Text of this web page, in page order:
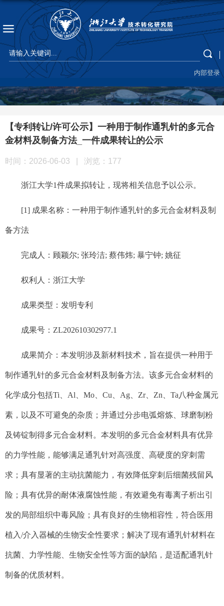
内部登录
【专利转让/许可公示】一种用于制作通乳针的多元合
金材料及制备方法_一件成果转让的公示
时间：2026-06-03 浏览： 177
浙江大学1件成果拟转让 ，现将相关信息予以公示。
[1] 成果名称： 一种用于制作通乳针的多元合金材料及制
备方法
完成人： 顾颖尔; 张玲洁; 蔡伟炜; 暴宁钟; 姚征
权利人： 浙江大学
成果类型： 发明专利
成果号： ZL202610302977.1
成果简介： 本发明涉及新材料技术，旨在提供一种用于
制作通乳针的多元合金材料及制备方法。该多元合金材料的
化学成分包括Ti Al Mo Cu Ag Zr、 Zn Ta八种金属元
素，以及不可避免的杂质；并通过分步电弧熔炼、球磨制粉
及铸锭制得多元合金材料。本发明的多元合金材料具有优异
的力学性能，能够满足通乳针对高强度、高硬度的穿刺需
求；具有显著的主动抗菌能力，有效降低穿刺后细菌残留风
险；具有优异的耐体液腐蚀性能，有效避免有毒离子析出引
发的局部组织中毒风险；具有良好的生物相容性，符合医用
植入/介入器械的生物安全性要求；解决了现有通乳针材料在
抗菌、力学性能、生物安全性等方面的缺陷，是适配通乳针
制备的优质材料。